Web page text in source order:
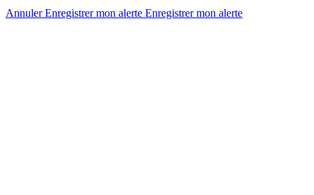
AnnulerEnregistrer mon alerte Enregistrermon alerte